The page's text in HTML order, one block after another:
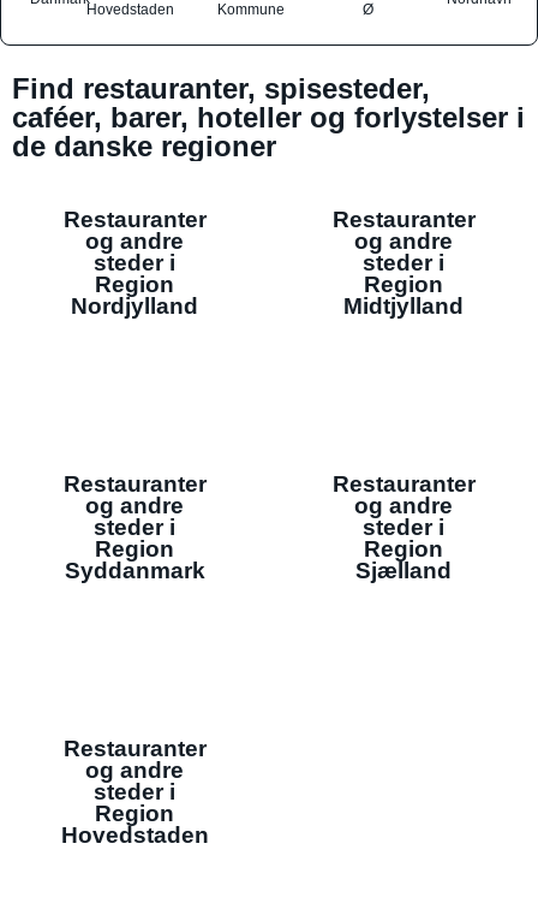
Hovedstaden
Kommune
Ø
Find restauranter, spisesteder,
caféer, barer, hoteller og forlystelser i
de danske regioner
Restauranter
og andre
steder i
Region
Nordjylland
Restauranter
og andre
steder i
Region
Midtjylland
Restauranter
og andre
steder i
Region
Syddanmark
Restauranter
og andre
steder i
Region
Sjælland
Restauranter
og andre
steder i
Region
Hovedstaden